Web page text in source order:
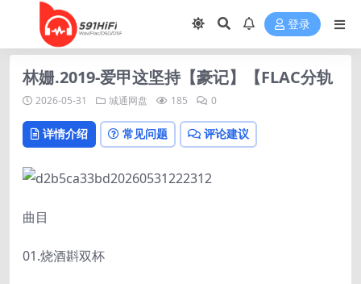
登录
林姗.2019-爱甲这坚持【豪记】【FLAC分轨
2026-05-31 城通网盘 185 0
详情介绍 常见问题 评论建议
曲目
01.烧酒斟双杯